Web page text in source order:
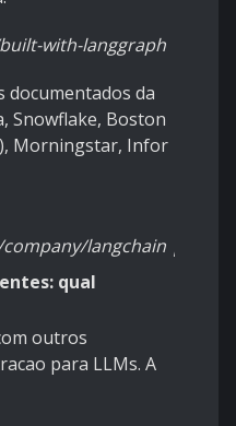
with-langgraph
documentados da
Snowflake, Boston
Morningstar, Infor
langchain |
qual
outros
para LLMs. A